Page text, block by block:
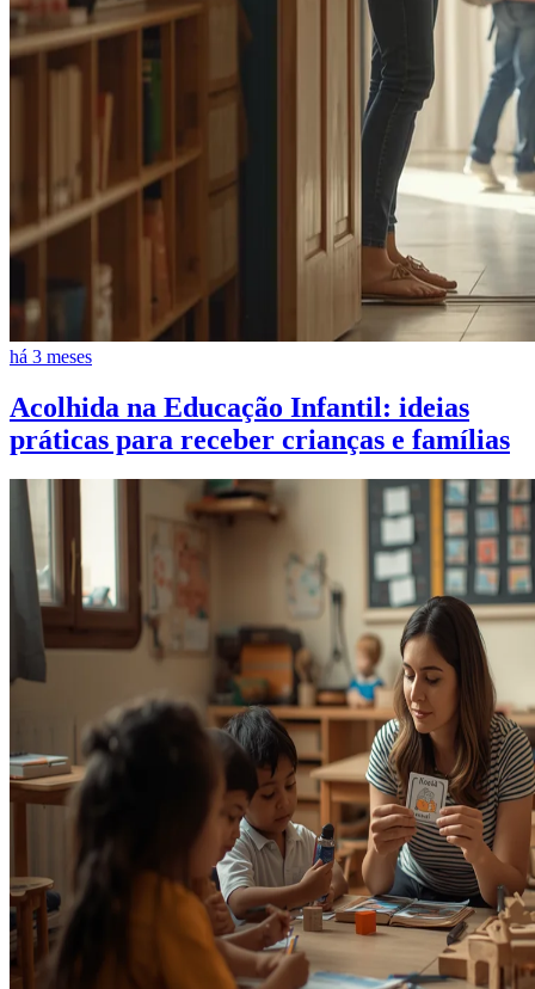
há 3 meses
Acolhida na Educação Infantil: ideias
práticas para receber crianças e famílias